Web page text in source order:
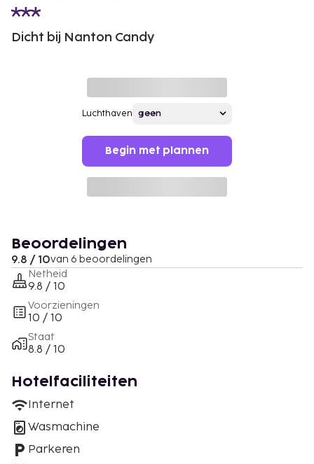
Dicht bij Nanton Candy
Luchthaven
Begin met plannen
Beoordelingen
9.8 / 10van 6 beoordelingen
Netheid
9.8 / 10
Voorzieningen
10 / 10
Staat
8.8 / 10
Hotelfaciliteiten
Internet
Wasmachine
Parkeren